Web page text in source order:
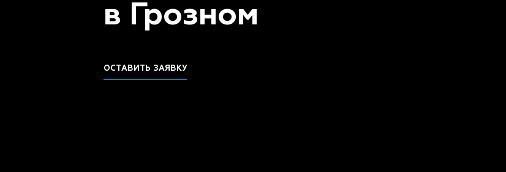
в Грозном
ОСТАВИТЬ ЗАЯВКУ